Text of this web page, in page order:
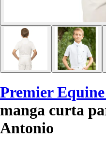
Premier Equine
manga curta
Antonio